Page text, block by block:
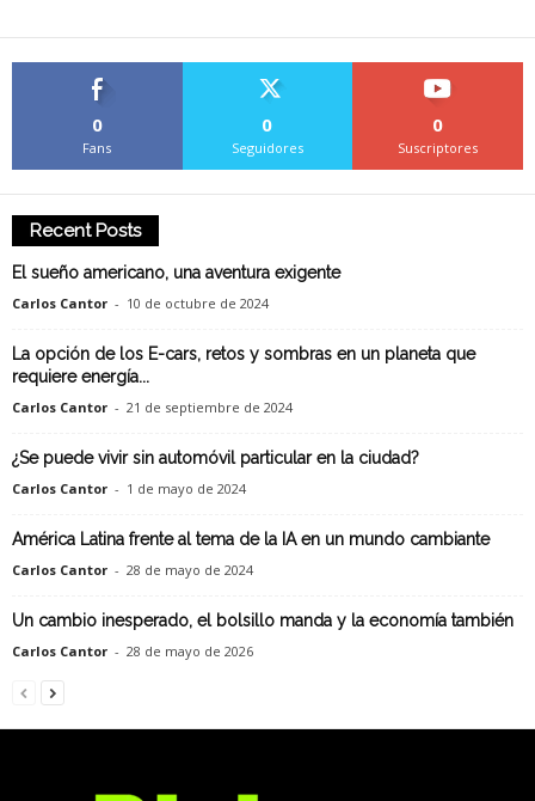
0
Fans
0
Seguidores
0
Suscriptores
Recent Posts
El sueño americano, una aventura exigente
Carlos Cantor - 10 de octubre de 2024
La opción de los E-cars, retos y sombras en un planeta que
requiere energía...
Carlos Cantor - 21 de septiembre de 2024
¿Se puede vivir sin automóvil particular en la ciudad?
Carlos Cantor - 1 de mayo de 2024
América Latina frente al tema de la IA en un mundo cambiante
Carlos Cantor - 28 de mayo de 2024
Un cambio inesperado, el bolsillo manda y la economía también
Carlos Cantor - 28 de mayo de 2026